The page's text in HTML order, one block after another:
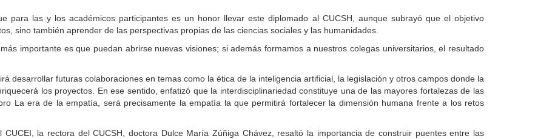
para las y los académicos participantes es un honor llevar este diplomado al CUCSH, aunque subrayó que el objetivo
sino también aprender de las perspectivas propias de las ciencias sociales y las humanidades.
importante es que puedan abrirse nuevas visiones; si además formamos a nuestros colegas universitarios, el resultado
desarrollar futuras colaboraciones en temas como la ética de la inteligencia artificial, la legislación y otros campos donde la
los proyectos. En ese sentido, enfatizó que la interdisciplinariedad constituye una de las mayores fortalezas de las
La era de la empatía, será precisamente la empatía la que permitirá fortalecer la dimensión humana frente a los retos
la rectora del CUCSH, doctora Dulce María Zúñiga Chávez, resaltó la importancia de construir puentes entre las